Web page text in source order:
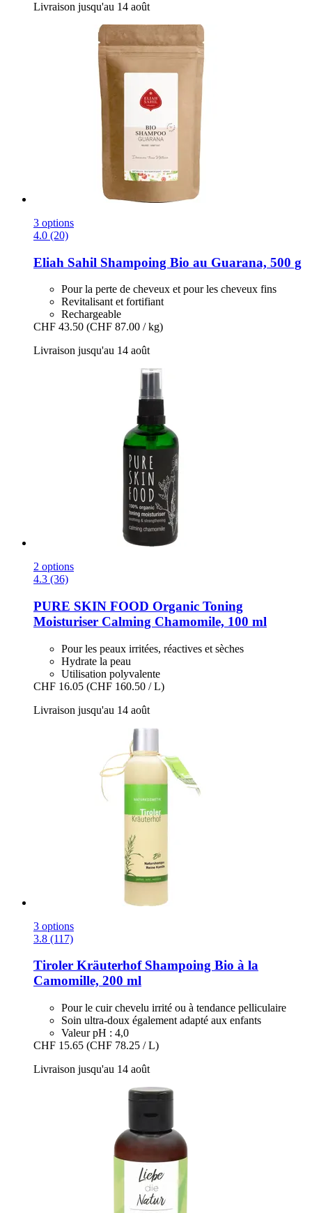
Livraison jusqu'au 14 août
3 options
4.0 (20)
Eliah Sahil Shampoing Bio au Guarana, 500 g
Pour la perte de cheveux et pour les cheveux fins
Revitalisant et fortifiant
Rechargeable
CHF 43.50 (CHF 87.00 / kg)
Livraison jusqu'au 14 août
2 options
4.3 (36)
PURE SKIN FOOD Organic Toning
Moisturiser Calming Chamomile, 100 ml
Pour les peaux irritées, réactives et sèches
Hydrate la peau
Utilisation polyvalente
CHF 16.05 (CHF 160.50 / L)
Livraison jusqu'au 14 août
3 options
3.8 (117)
Tiroler KräuterhofShampoing Bio à la
Camomille, 200 ml
Pour le cuir chevelu irrité ou à tendance pelliculaire
Soin ultra-doux également adapté aux enfants
Valeur pH : 4,0
CHF 15.65 (CHF 78.25 / L)
Livraison jusqu'au 14 août